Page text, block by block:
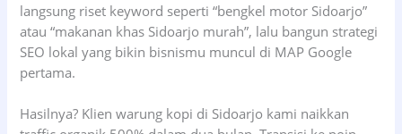
langsung riset keyword seperti “bengkel motor Sidoarjo”
atau “makanan khas Sidoarjo murah”, lalu bangun strategi
SEO lokal yang bikin bisnismu muncul di MAP Google
pertama.
Hasilnya? Klien warung kopi di Sidoarjo kami naikkan